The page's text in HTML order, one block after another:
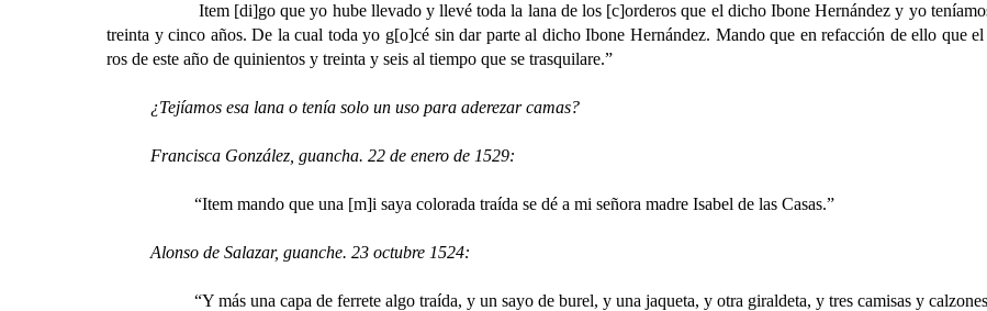
Item [di]go que yo hube llevado y llevé toda la lana de los [c]orderos que el dicho Ibone Hernández y yo teníamos
treinta y cinco años. De la cual toda yo g[o]cé sin dar parte al dicho Ibone Hernández. Mando que en refacción de ello que
ros de este año de quinientos y treinta y seis al tiempo que se trasquilare.”
¿Tejíamos esa lana o tenía solo un uso para aderezar camas?
Francisca González, guancha. 22 de enero de 1529:
“Item mando que una [m]i saya colorada traída se dé a mi señora madre Isabel de las Casas.”
Alonso de Salazar, guanche. 23 octubre 1524:
“Y más una capa de ferrete algo traída, y un sayo de burel, y una jaqueta, y otra giraldeta, y tres camisas y